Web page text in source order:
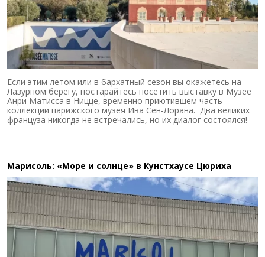
Если этим летом или в бархатный сезон вы окажетесь на
Лазурном берегу, постарайтесь посетить выставку в Музее
Анри Матисса в Ницце, временно приютившем часть
коллекции парижского музея Ива Сен-Лорана. Два великих
француза никогда не встречались, но их диалог состоялся!
Марисоль: «Море и солнце» в Кунстхаусе Цюриха